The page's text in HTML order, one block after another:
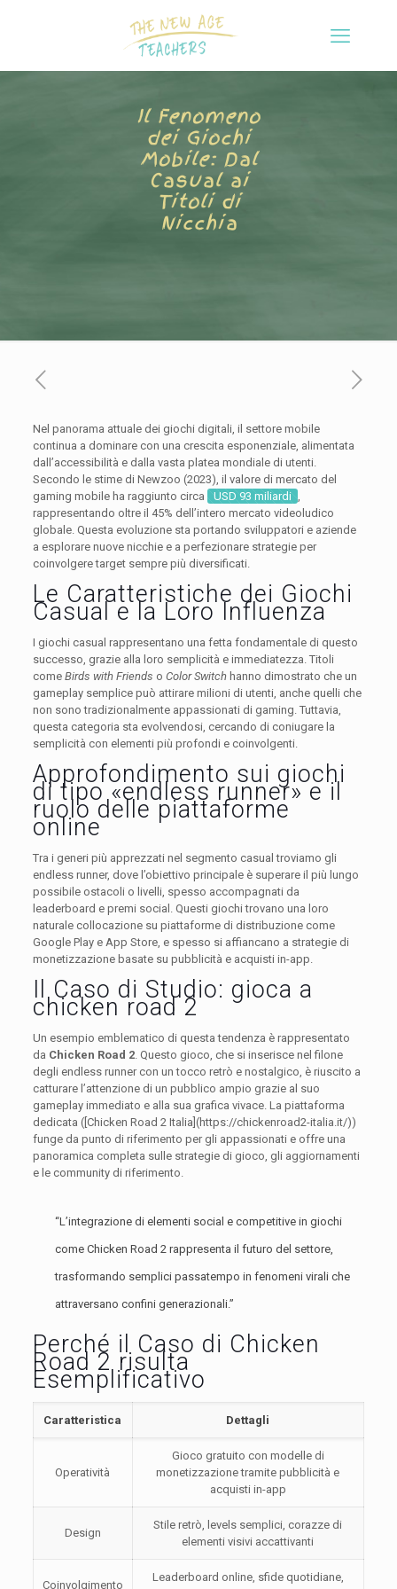
Il Fenomeno
dei Giochi
Mobile: Dal
Casual ai
Titoli di
Nicchia
Nel panorama attuale dei giochi digitali, il settore mobile
continua a dominare con una crescita esponenziale, alimentata
dall’accessibilità e dalla vasta platea mondiale di utenti.
Secondo le stime di Newzoo (2023), il valore di mercato del
gaming mobile ha raggiunto circa
USD 93 miliardi ,
rappresentando oltre il 45% dell’intero mercato videoludico
globale. Questa evoluzione sta portando sviluppatori e aziende
a esplorare nuove nicchie e a perfezionare strategie per
coinvolgere target sempre più diversificati.
Le Caratteristiche dei Giochi
Casual e la Loro Influenza
I giochi casual rappresentano una fetta fondamentale di questo
successo, grazie alla loro semplicità e immediatezza. Titoli
come Birds with Friends o Color Switchhanno dimostrato che un
gameplay semplice può attirare milioni di utenti, anche quelli che
non sono tradizionalmente appassionati di gaming. Tuttavia,
questa categoria sta evolvendosi, cercando di coniugare la
semplicità con elementi più profondi e coinvolgenti.
Approfondimento sui giochi
di tipo «endless runner» e il
ruolo delle piattaforme
online
Tra i generi più apprezzati nel segmento casual troviamo gli
endless runner, dove l’obiettivo principale è superare il più lungo
possibile ostacoli o livelli, spesso accompagnati da
leaderboard e premi social. Questi giochi trovano una loro
naturale collocazione su piattaforme di distribuzione come
Google Play e App Store, e spesso si affiancano a strategie di
monetizzazione basate su pubblicità e acquisti in-app.
Il Caso di Studio: gioca a
chicken road 2
Un esempio emblematico di questa tendenza è rappresentato
da Chicken Road 2. Questo gioco, che si inserisce nel filone
degli endless runner con un tocco retrò e nostalgico, è riuscito a
catturare l’attenzione di un pubblico ampio grazie al suo
gameplay immediato e alla sua grafica vivace. La piattaforma
dedicata ([Chicken Road 2 Italia](https://chickenroad2-italia.it/))
funge da punto di riferimento per gli appassionati e offre una
panoramica completa sulle strategie di gioco, gli aggiornamenti
e le community di riferimento.
“L’integrazione di elementi social e competitive in giochi
come Chicken Road 2 rappresenta il futuro del settore,
trasformando semplici passatempo in fenomeni virali che
attraversano confini generazionali.”
Perché il Caso di Chicken
Road 2 risulta
Esemplificativo
Caratteristica Dettagli
Operatività
Gioco gratuito con modelle di
monetizzazione tramite pubblicità e
acquisti in-app
Design
Stile retrò, levels semplici, corazze di
elementi visivi accattivanti
Coinvolgimento
Leaderboard online, sfide quotidiane,